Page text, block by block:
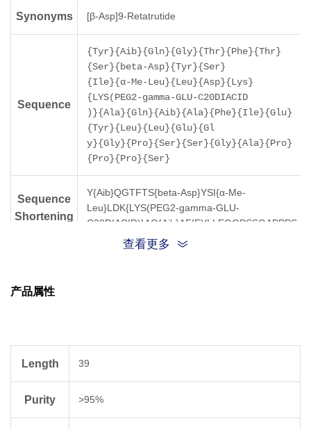
Synonyms [β-Asp]9-Retatrutide
Sequence
{Tyr}{Aib}{Gln}{Gly}{Thr}{Phe}{Thr}
{Ser}{beta-Asp}{Tyr}{Ser}
{Ile}{α-Me-Leu}{Leu}{Asp}{Lys}
{LYS(PEG2-gamma-GLU-C20DIACID
)}{Ala}{Gln}{Aib}{Ala}{Phe}{Ile}{Glu}
{Tyr}{Leu}{Leu}{Glu}{Gl
y}{Gly}{Pro}{Ser}{Ser}{Gly}{Ala}{Pro}
{Pro}{Pro}{Ser}
Sequence
Shortening
Y{Aib}QGTFTS{beta-Asp}YSI{α-Me-
Leu}LDK{LYS(PEG2-gamma-GLU-
C20DIACID)}AQ{Aib}AFIEYLLEGGPSSGAPPPS
Molecular
查看更多
产品属性
Length 39
Purity >95%